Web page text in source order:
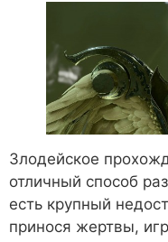
Злодейское
отличный способ
есть крупный
принося жертвы,